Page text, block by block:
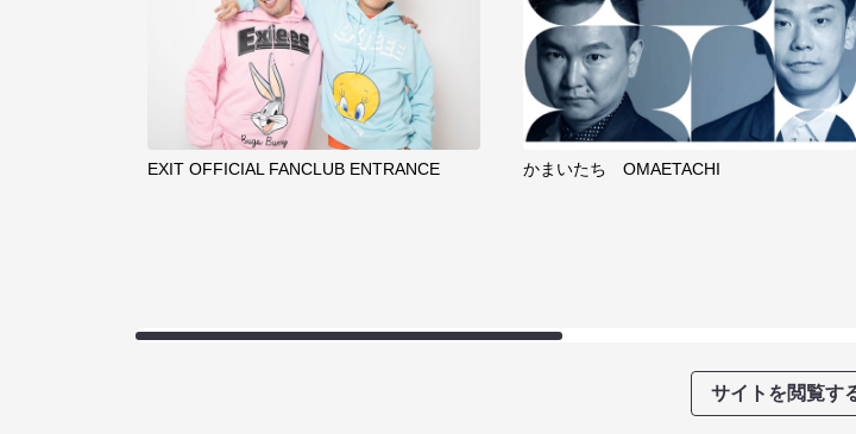
EXIT OFFICIAL FANCLUB ENTRANCE
かまいたち OMAETACHI
サイトを閲覧す